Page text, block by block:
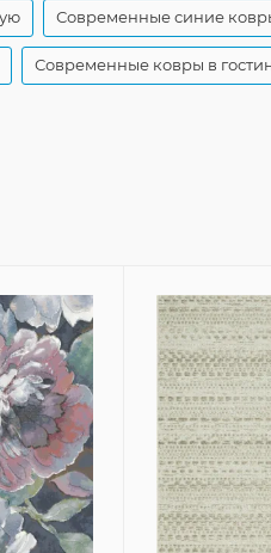
Современные синие
Современные ковры в